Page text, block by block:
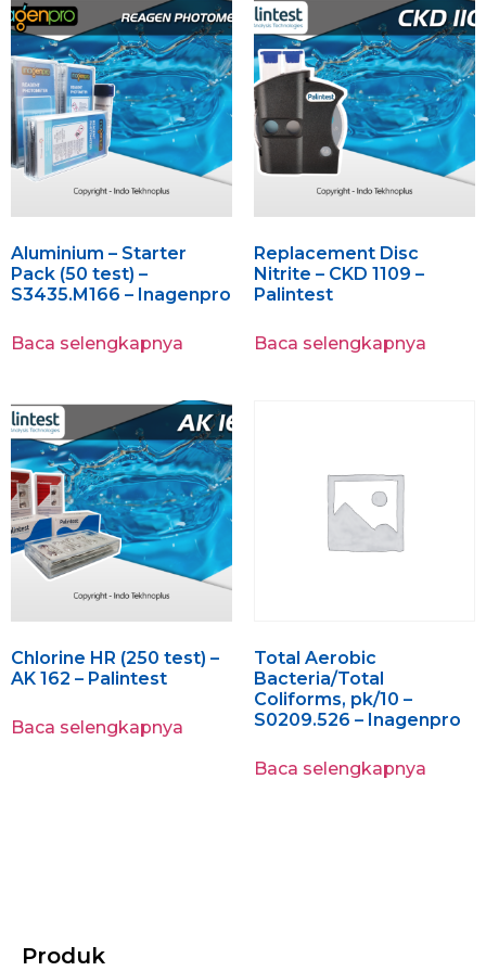
Aluminium – Starter
Pack (50 test) –
S3435.M166 – Inagenpro
Baca selengkapnya
Replacement Disc
Nitrite – CKD 1109 –
Palintest
Baca selengkapnya
Chlorine HR (250 test) –
AK 162 – Palintest
Baca selengkapnya
Total Aerobic
Bacteria/Total
Coliforms, pk/10 –
S0209.526 – Inagenpro
Baca selengkapnya
Produk